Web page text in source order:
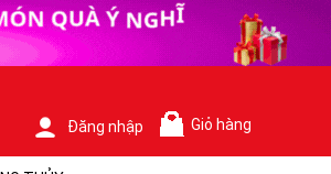
Đăng nhập Giỏ hàng